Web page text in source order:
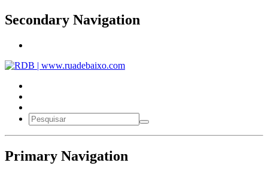
Secondary Navigation
Primary Navigation